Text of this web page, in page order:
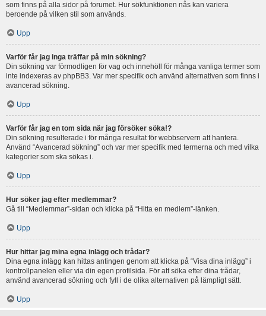
som finns på alla sidor på forumet. Hur sökfunktionen nås kan variera
beroende på vilken stil som används.
Upp
Varför får jag inga träffar på min sökning?
Din sökning var förmodligen för vag och innehöll för många vanliga termer som
inte indexeras av phpBB3. Var mer specifik och använd alternativen som finns i
avancerad sökning.
Upp
Varför får jag en tom sida när jag försöker söka!?
Din sökning resulterade i för många resultat för webbservern att hantera.
Använd “Avancerad sökning” och var mer specifik med termerna och med vilka
kategorier som ska sökas i.
Upp
Hur söker jag efter medlemmar?
Gå till “Medlemmar”-sidan och klicka på “Hitta en medlem”-länken.
Upp
Hur hittar jag mina egna inlägg och trådar?
Dina egna inlägg kan hittas antingen genom att klicka på “Visa dina inlägg” i
kontrollpanelen eller via din egen profilsida. För att söka efter dina trådar,
använd avancerad sökning och fyll i de olika alternativen på lämpligt sätt.
Upp